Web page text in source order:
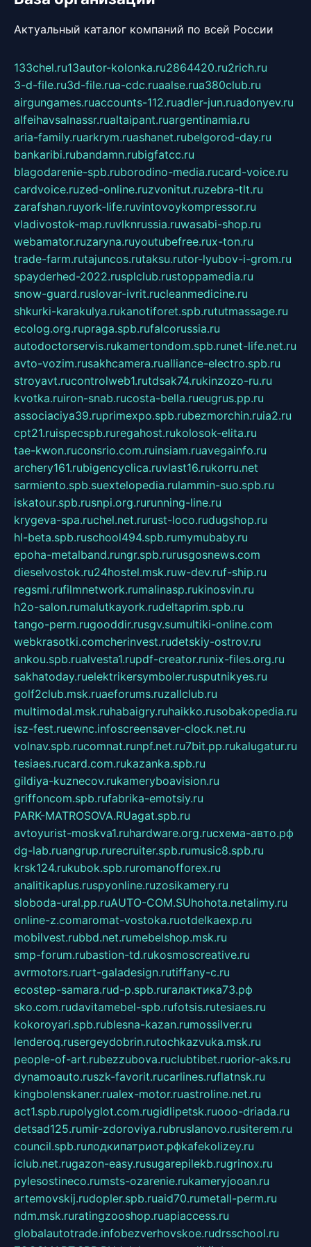
Актуальный каталог компаний по всей России
133chel.ru13autor-kolonka.ru2864420.ru2rich.ru
3-d-file.ru3d-file.rua-cdc.ruaalse.rua380club.ru
airgungames.ruaccounts-112.ruadler-jun.ruadonyev.ru
alfeihavsalnassr.rualtaipant.ruargentinamia.ru
aria-family.ruarkrym.ruashanet.rubelgorod-day.ru
bankaribi.rubandamn.rubigfatcc.ru
blagodarenie-spb.ruborodino-media.rucard-voice.ru
cardvoice.ruzed-online.ruzvonitut.ruzebra-tlt.ru
zarafshan.ruyork-life.ruvintovoykompressor.ru
vladivostok-map.ruvlknrussia.ruwasabi-shop.ru
webamator.ruzaryna.ruyoutubefree.rux-ton.ru
trade-farm.rutajuncos.rutaksu.rutor-lyubov-i-grom.ru
spayderhed-2022.rusplclub.rustoppamedia.ru
snow-guard.ruslovar-ivrit.rucleanmedicine.ru
shkurki-karakulya.rukanotiforet.spb.rututmassage.ru
ecolog.org.rupraga.spb.rufalcorussia.ru
autodoctorservis.rukamertondom.spb.runet-life.net.ru
avto-vozim.rusakhcamera.rualliance-electro.spb.ru
stroyavt.rucontrolweb1.rutdsak74.rukinzozo-ru.ru
kvotka.ruiron-snab.rucosta-bella.rueugrus.pp.ru
associaciya39.ruprimexpo.spb.rubezmorchin.ruia2.ru
cpt21.ruispecspb.ruregahost.rukolosok-elita.ru
tae-kwon.ruconsrio.com.ruinsiam.ruavegainfo.ru
archery161.rubigencyclica.ruvlast16.rukorru.net
sarmiento.spb.suextelopedia.rulammin-suo.spb.ru
iskatour.spb.rusnpi.org.rurunning-line.ru
krygeva-spa.ruchel.net.rurust-loco.rudugshop.ru
hl-beta.spb.ruschool494.spb.rumymubaby.ru
epoha-metalband.rungr.spb.rurusgosnews.com
dieselvostok.ru24hostel.msk.ruw-dev.ruf-ship.ru
regsmi.rufilmnetwork.rumalinasp.rukinosvin.ru
h2o-salon.rumalutkayork.rudeltaprim.spb.ru
tango-perm.rugooddir.rusgv.sumultiki-online.com
webkrasotki.comcherinvest.rudetskiy-ostrov.ru
ankou.spb.rualvesta1.rupdf-creator.runix-files.org.ru
sakhatoday.ruelektrikersymboler.rusputnikyes.ru
golf2club.msk.ruaeforums.ruzallclub.ru
multimodal.msk.ruhabaigry.ruhaikko.rusobakopedia.ru
isz-fest.ruewnc.infoscreensaver-clock.net.ru
volnav.spb.rucomnat.runpf.net.ru7bit.pp.rukalugatur.ru
tesiaes.rucard.com.rukazanka.spb.ru
gildiya-kuznecov.rukameryboavision.ru
griffoncom.spb.rufabrika-emotsiy.ru
PARK-MATROSOVA.RUagat.spb.ru
avtoyurist-moskva1.ruhardware.org.ruсхема-авто.рф
dg-lab.ruangrup.rurecruiter.spb.rumusic8.spb.ru
krsk124.rukubok.spb.ruromanofforex.ru
analitikaplus.ruspyonline.ruzosikamery.ru
sloboda-ural.pp.ruAUTO-COM.SUhohota.netalimy.ru
online-z.comaromat-vostoka.ruotdelkaexp.ru
mobilvest.rubbd.net.rumebelshop.msk.ru
smp-forum.rubastion-td.rukosmoscreative.ru
avrmotors.ruart-galadesign.rutiffany-c.ru
ecostep-samara.rud-p.spb.ruгалактика73.рф
sko.com.rudavitamebel-spb.rufotsis.rutesiaes.ru
kokoroyari.spb.rublesna-kazan.rumossilver.ru
lenderoq.rusergeydobrin.rutochkazvuka.msk.ru
people-of-art.rubezzubova.ruclubtibet.ruorior-aks.ru
dynamoauto.ruszk-favorit.rucarlines.ruflatnsk.ru
kingbolenskaner.rualex-motor.ruastroline.net.ru
act1.spb.rupolyglot.com.rugidlipetsk.ruooo-driada.ru
detsad125.rumir-zdoroviya.rubruslanovo.rusiterem.ru
council.spb.ruлодкипатриот.рфkafekolizey.ru
iclub.net.rugazon-easy.rusugarepilekb.rugrinox.ru
pylesostineco.rumsts-ozarenie.rukameryjooan.ru
artemovskij.rudopler.spb.ruaid70.rumetall-perm.ru
ndm.msk.ruratingzooshop.ruapiaccess.ru
globalautotrade.infobezverhovskoe.rudrsschool.ru